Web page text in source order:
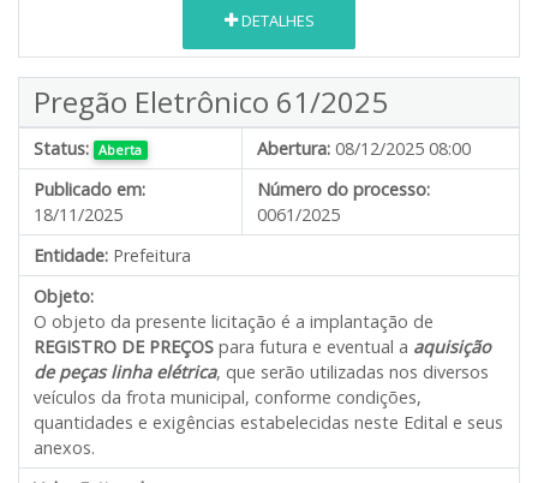
DETALHES
Pregão Eletrônico 61/2025
Status: Aberta Abertura: 08/12/2025 08:00
Publicado em:
18/11/2025
Número do processo:
0061/2025
Entidade: Prefeitura
Objeto:
O objeto da presente licitação é a implantação de
REGISTRO DE PREÇOS para futura e eventual a aquisição
de peças linha elétrica, que serão utilizadas nos diversos
veículos da frota municipal, conforme condições,
quantidades e exigências estabelecidas neste Edital e seus
anexos.